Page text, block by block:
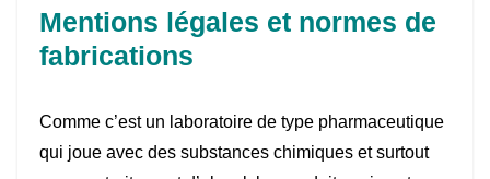
Mentions légales et normes de
fabrications
Comme c’est un laboratoire de type pharmaceutique
qui joue avec des substances chimiques et surtout